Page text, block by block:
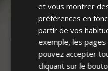
et vous montrer
préférences en
partir de vos
exemple, les pages
pouvez accepter
cliquant sur le